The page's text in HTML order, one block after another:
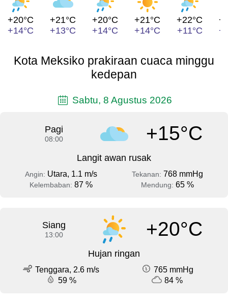
+20°C
+14°C
+21°C
+13°C
+20°C
+14°C
+21°C
+14°C
+22°C
+11°C
Kota Meksiko prakiraan cuaca minggu
kedepan
Sabtu, 8 Agustus 2026
Pagi
08:00 +15°C
Langit awan rusak
Angin: Utara, 1.1 m/s Tekanan: 768 mmHg
Kelembaban: 87 % Mendung: 65 %
Siang
13:00 +20°C
Hujan ringan
Tenggara, 2.6 m/s
765 mmHg
59 %
84 %